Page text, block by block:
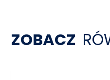
ZOBACZ